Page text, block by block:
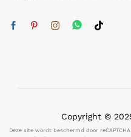
Copyright ©
Deze site wordt beschermd door